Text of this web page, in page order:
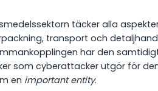
täcker alla
transport och
har den
som cyberattacker utgör för
en important entity.